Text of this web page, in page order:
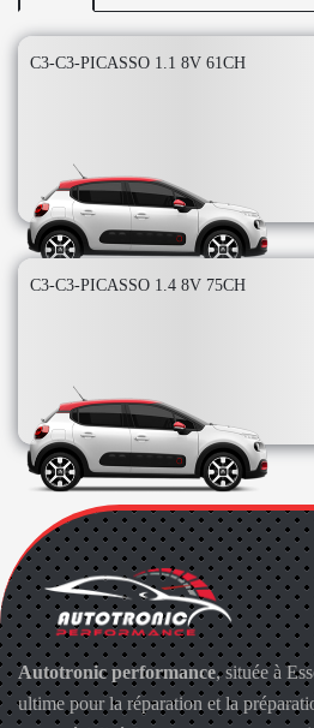
C3-C3-PICASSO 1.1 8V 61CH
C3-C3-PICASSO 1.4 8V 75CH
Autotronic performance, située à
ultime pour la réparation et la